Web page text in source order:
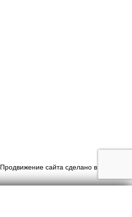
Продвижение сайта сделано в